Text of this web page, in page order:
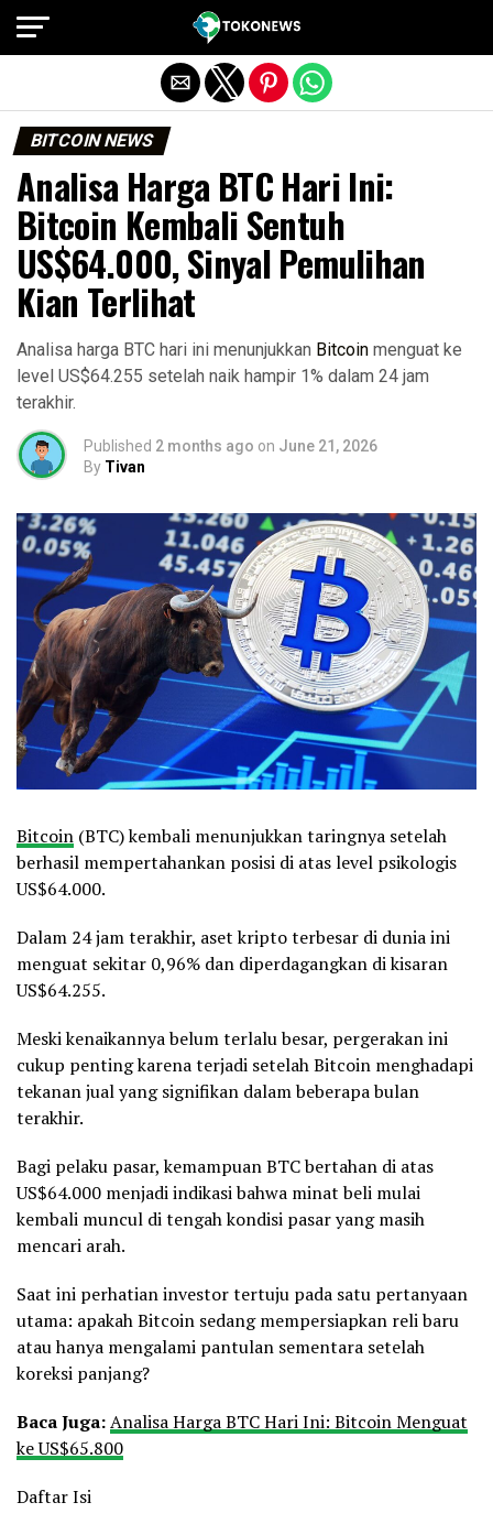
BITCOIN NEWS
Analisa Harga BTC Hari Ini:
Bitcoin Kembali Sentuh
US$64.000, Sinyal Pemulihan
Kian Terlihat
Analisa harga BTC hari ini menunjukkan Bitcoin menguat ke
level US$64.255 setelah naik hampir 1% dalam 24 jam
terakhir.
Published 2 months ago on June 21, 2026
By Tivan
Bitcoin (BTC) kembali menunjukkan taringnya setelah
berhasil mempertahankan posisi di atas level psikologis
US$64.000.
Dalam 24 jam terakhir, aset kripto terbesar di dunia ini
menguat sekitar 0,96% dan diperdagangkan di kisaran
US$64.255.
Meski kenaikannya belum terlalu besar, pergerakan ini
cukup penting karena terjadi setelah Bitcoin menghadapi
tekanan jual yang signifikan dalam beberapa bulan
terakhir.
Bagi pelaku pasar, kemampuan BTC bertahan di atas
US$64.000 menjadi indikasi bahwa minat beli mulai
kembali muncul di tengah kondisi pasar yang masih
mencari arah.
Saat ini perhatian investor tertuju pada satu pertanyaan
utama: apakah Bitcoin sedang mempersiapkan reli baru
atau hanya mengalami pantulan sementara setelah
koreksi panjang?
Baca Juga:Analisa Harga BTC Hari Ini: Bitcoin Menguat
ke US$65.800
Daftar Isi
Exit mobile version